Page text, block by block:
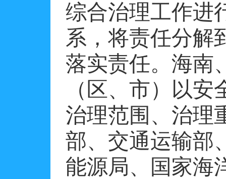
综合治理工作进
系，将责任分解
落实责任。海南
（区、市）以
治理范围、治理
部、交通运输部
能源局、国家海